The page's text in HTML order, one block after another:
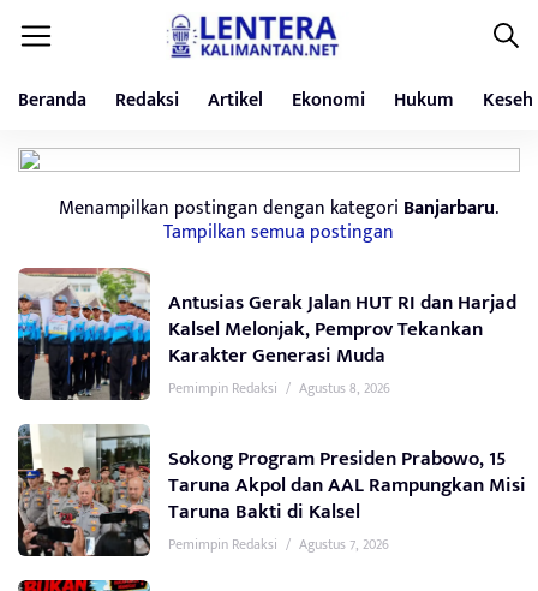
Beranda Redaksi Artikel Ekonomi Hukum
Menampilkan postingan dengan kategori Banjarbaru.
Tampilkan semua postingan
Antusias Gerak Jalan HUT RI dan Harjad
Kalsel Melonjak, Pemprov Tekankan
Karakter Generasi Muda
Pemimpin Redaksi / Agustus 8, 2026
Sokong Program Presiden Prabowo, 15
Taruna Akpol dan AAL Rampungkan Misi
Taruna Bakti di Kalsel
Pemimpin Redaksi / Agustus 7, 2026